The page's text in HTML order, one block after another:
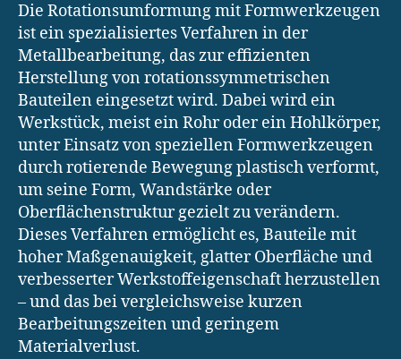
Die Rotationsumformung mit Formwerkzeugen
ist ein spezialisiertes Verfahren in der
Metallbearbeitung, das zur effizienten
Herstellung von rotationssymmetrischen
Bauteilen eingesetzt wird. Dabei wird ein
Werkstück, meist ein Rohr oder ein Hohlkörper,
unter Einsatz von speziellen Formwerkzeugen
durch rotierende Bewegung plastisch verformt,
um seine Form, Wandstärke oder
Oberflächenstruktur gezielt zu verändern.
Dieses Verfahren ermöglicht es, Bauteile mit
hoher Maßgenauigkeit, glatter Oberfläche und
verbesserter Werkstoffeigenschaft herzustellen
– und das bei vergleichsweise kurzen
Bearbeitungszeiten und geringem
Materialverlust.